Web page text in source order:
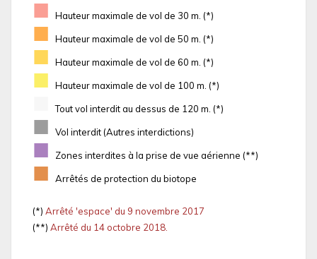
■ Hauteur maximale de vol de 30 m. (*)
■ Hauteur maximale de vol de 50 m. (*)
■ Hauteur maximale de vol de 60 m. (*)
■ Hauteur maximale de vol de 100 m. (*)
Tout vol interdit au dessus de 120 m. (*)
■ Vol interdit (Autres interdictions)
■ Zones interdites à la prise de vue aérienne (**)
■ Arrêtés de protection du biotope
(*) Arrêté 'espace' du 9 novembre 2017
(**) Arrêté du 14 octobre 2018.